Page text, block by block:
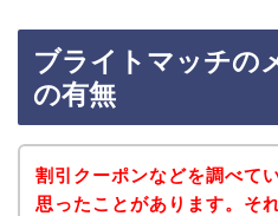
ブライトマッチの
の有無
割引クーポンなどを調べて
思ったことがあります。そ